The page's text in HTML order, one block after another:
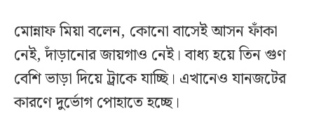
মোন্নাফ মিয়া বলেন, কোনো বাসেই আসন ফাঁকা
নেই, দাঁড়ানোর জায়গাও নেই। বাধ্য হয়ে তিন গুণ
বেশি ভাড়া দিয়ে ট্রাকে যাচ্ছি। এখানেও যানজটের
কারণে দুর্ভোগ পোহাতে হচ্ছে।